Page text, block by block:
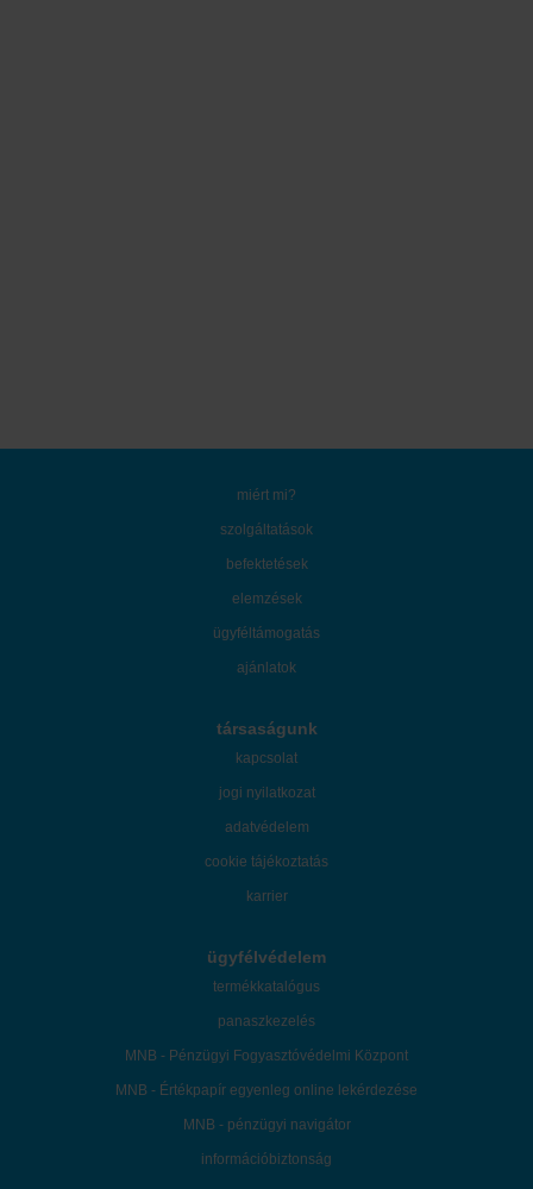
miért mi?
szolgáltatások
befektetések
elemzések
ügyféltámogatás
ajánlatok
társaságunk
kapcsolat
jogi nyilatkozat
adatvédelem
cookie tájékoztatás
karrier
ügyfélvédelem
termékkatalógus
panaszkezelés
MNB - Pénzügyi Fogyasztóvédelmi Központ
MNB - Értékpapír egyenleg online lekérdezése
MNB - pénzügyi navigátor
információbiztonság